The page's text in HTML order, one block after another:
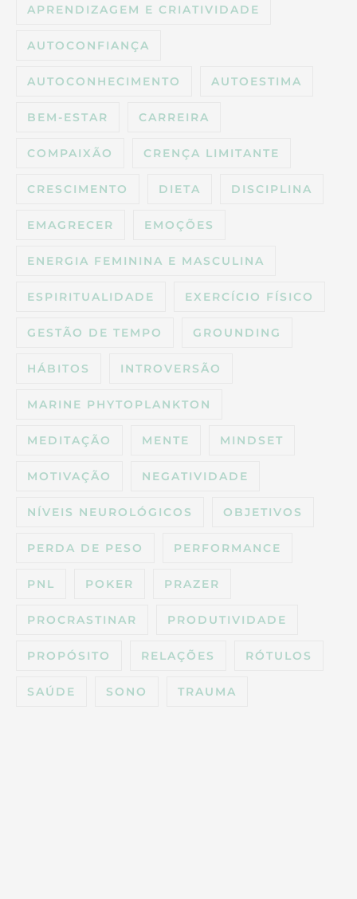
APRENDIZAGEM E CRIATIVIDADE
AUTOCONFIANÇA
AUTOCONHECIMENTO AUTOESTIMA
BEM-ESTAR CARREIRA
COMPAIXÃO CRENÇA LIMITANTE
CRESCIMENTO DIETA DISCIPLINA
EMAGRECER EMOÇÕES
ENERGIA FEMININA E MASCULINA
ESPIRITUALIDADE EXERCÍCIO FÍSICO
GESTÃO DE TEMPO GROUNDING
HÁBITOS INTROVERSÃO
MARINE PHYTOPLANKTON
MEDITAÇÃO MENTE MINDSET
MOTIVAÇÃO NEGATIVIDADE
NÍVEIS NEUROLÓGICOS OBJETIVOS
PERDA DE PESO PERFORMANCE
PNL POKER PRAZER
PROCRASTINAR PRODUTIVIDADE
PROPÓSITO RELAÇÕES RÓTULOS
SAÚDE SONO TRAUMA